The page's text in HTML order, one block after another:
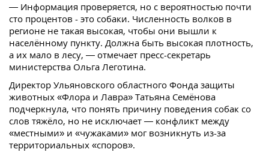
— Информация проверяется, но с вероятностью почти
сто процентов - это собаки. Численность волков в
регионе не такая высокая, чтобы они вышли к
населённому пункту. Должна быть высокая плотность,
а их мало в лесу, — отмечает пресс-секретарь
министерства Ольга Леготина.
Директор Ульяновского областного Фонда защиты
животных «Флора и Лавра» Татьяна Семёнова
подчеркнула, что понять причину поведения собак со
слов тяжёло, но не исключает — конфликт между
«местными» и «чужаками» мог возникнуть из-за
территориальных «споров».